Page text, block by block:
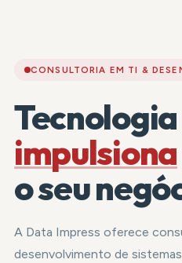
CONSULTORIA EM TI &
impulsiona
o seu
A Data Impress oferece
desenvolvimento de